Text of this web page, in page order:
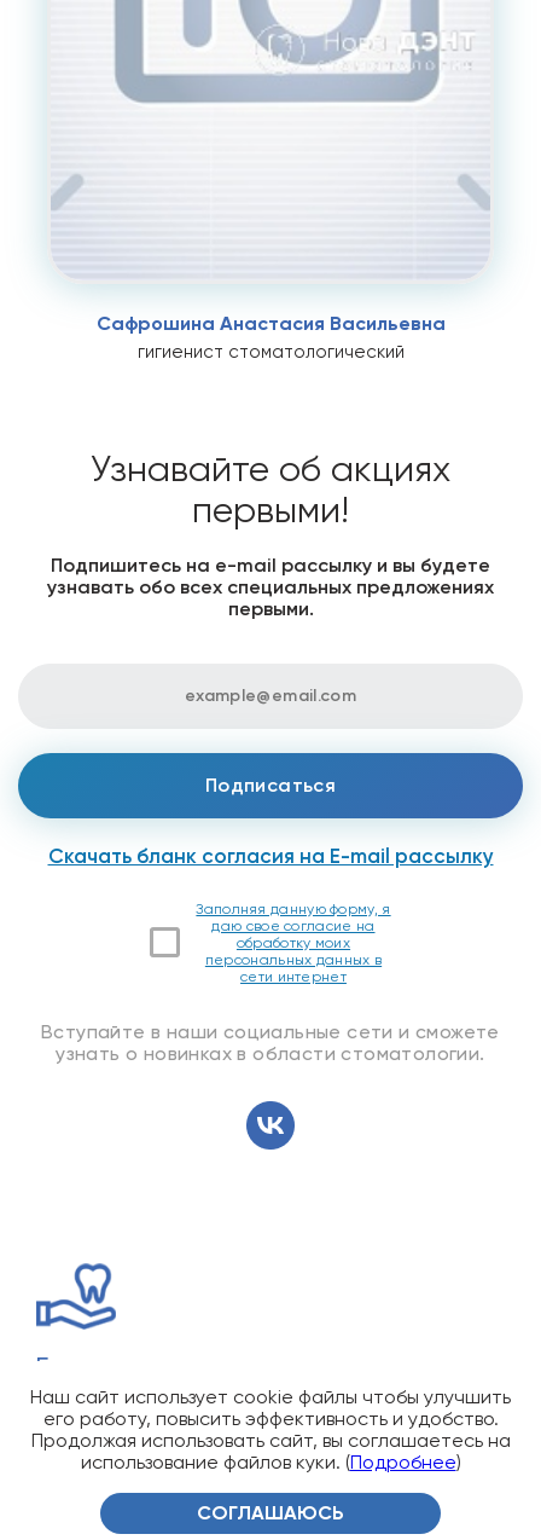
Сафрошина Анастасия Васильевна
гигиенист стоматологический
Узнавайте об акциях
первыми!
Подпишитесь на е-mail рассылку и вы будете
узнавать обо всех специальных предложениях
первыми.
Скачать бланк согласия на E-mail рассылку
Заполняя данную форму, я
даю свое согласие на
обработку моих
персональных данных в
сети интернет
Вступайте в наши социальные сети и сможете
узнать о новинках в области стоматологии.
Большое количество акционных
предложений
Стоматология Нова Дэнт предлагает своим пациентам
большой выбор выгодных предложений на услуги
лечения зубов Подробности смотрите в разделе Акции.
Наш сайт использует cookie файлы чтобы улучшить
его работу, повысить эффективность и удобство.
Продолжая использовать сайт, вы соглашаетесь на
использование файлов куки. (Подробнее)
СОГЛАШАЮСЬ